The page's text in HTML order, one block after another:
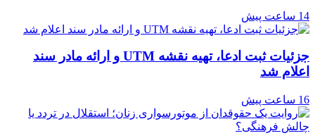
14 ساعت پیش
جزئیات ثبت ادعا، تهیه نقشه UTM و ارائه مادر سند
اعلام شد
16 ساعت پیش